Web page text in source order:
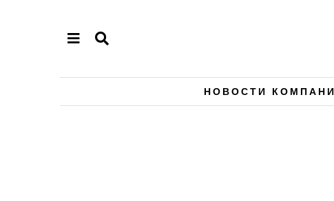
НОВОСТИ